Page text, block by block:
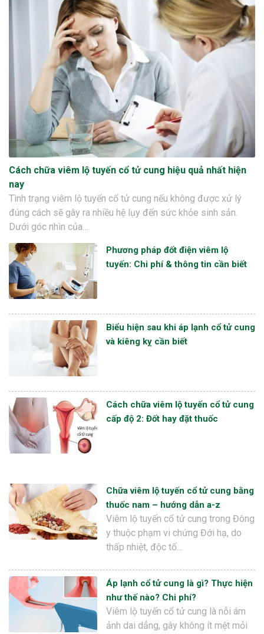
Cách chữa viêm lộ tuyến cổ tử cung hiệu quả nhất hiện
nay
Tình trạng viêm lộ tuyến cổ tử cung nếu không được xử lý
đúng cách sẽ gây ra nhiều hệ lụy đến sức khỏe sinh sản.
Dưới góc nhìn của…
Phương pháp đốt điện viêm lộ
tuyến: Chi phí & thông tin cần biết
Biểu hiện sau khi áp lạnh cổ tử cung
và kiêng kỵ cần biết
Cách chữa viêm lộ tuyến cổ tử cung
cấp độ 2: Đốt hay đặt thuốc
Chữa viêm lộ tuyến cổ tử cung bằng
thuốc nam – hướng dẫn a-z
Viêm lộ tuyến cổ tử cung trong Đông
y thuộc phạm vi chứng Đới hạ, do
thấp nhiệt, độc tố…
Áp lạnh cổ tử cung là gì? Thực hiện
như thế nào? Chi phí?
Viêm lộ tuyến cổ tử cung là nỗi ám
ảnh dai dẳng, gây không ít mệt mỏi